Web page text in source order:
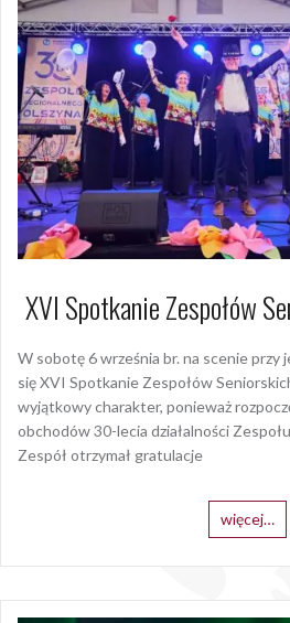
XVI Spotkanie Zespołów
W sobotę 6 września br. na scenie przy
się XVI Spotkanie Zespołów
wyjątkowy charakter, ponieważ
obchodów 30-lecia działalności
Zespół otrzymał gratulacje
więcej…